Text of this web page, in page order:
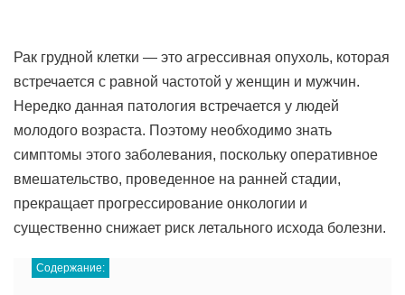
Рак грудной клетки — это агрессивная опухоль, которая
встречается с равной частотой у женщин и мужчин.
Нередко данная патология встречается у людей
молодого возраста. Поэтому необходимо знать
симптомы этого заболевания, поскольку оперативное
вмешательство, проведенное на ранней стадии,
прекращает прогрессирование онкологии и
существенно снижает риск летального исхода болезни.
Содержание: